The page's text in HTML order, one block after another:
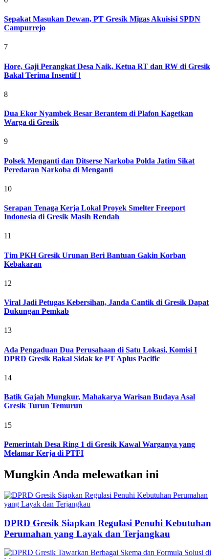
Sepakat Masukan Dewan, PT Gresik Migas Akuisisi SPDN
Campurrejo
7
Hore, Gaji Perangkat Desa Naik, Ketua RT dan RW di Gresik
Bakal Terima Insentif !
8
Dua Ekor Nyambek Besar Berantem di Plafon Kagetkan
Warga di Gresik
9
Polsek Menganti dan Ditserse Narkoba Polda Jatim Sikat
Peredaran Narkoba di Menganti
10
Serapan Tenaga Kerja Lokal Proyek Smelter Freeport
Indonesia di Gresik Masih Rendah
11
Tim PKH Gresik Urunan Beri Bantuan Gakin Korban
Kebakaran
12
Viral Jadi Petugas Kebersihan, Janda Cantik di Gresik Dapat
Dukungan Pemkab
13
Ada Pengaduan Dua Perusahaan di Satu Lokasi, Komisi I
DPRD Gresik Bakal Sidak ke PT Aplus Pacific
14
Batik Gajah Mungkur, Mahakarya Warisan Budaya Asal
Gresik Turun Temurun
15
Pemerintah Desa Ring 1 di Gresik Kawal Warganya yang
Melamar Kerja di PTFI
Mungkin Anda melewatkan ini
DPRD Gresik Siapkan Regulasi Penuhi Kebutuhan
Perumahan yang Layak dan Terjangkau